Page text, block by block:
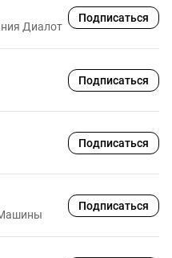
Диалот
Подписаться
Подписаться
Подписаться
Подписаться